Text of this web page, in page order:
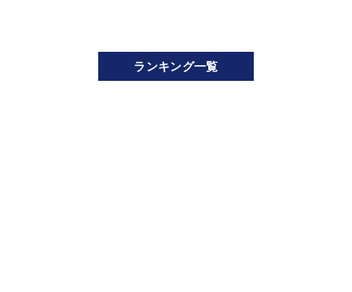
ランキング一覧